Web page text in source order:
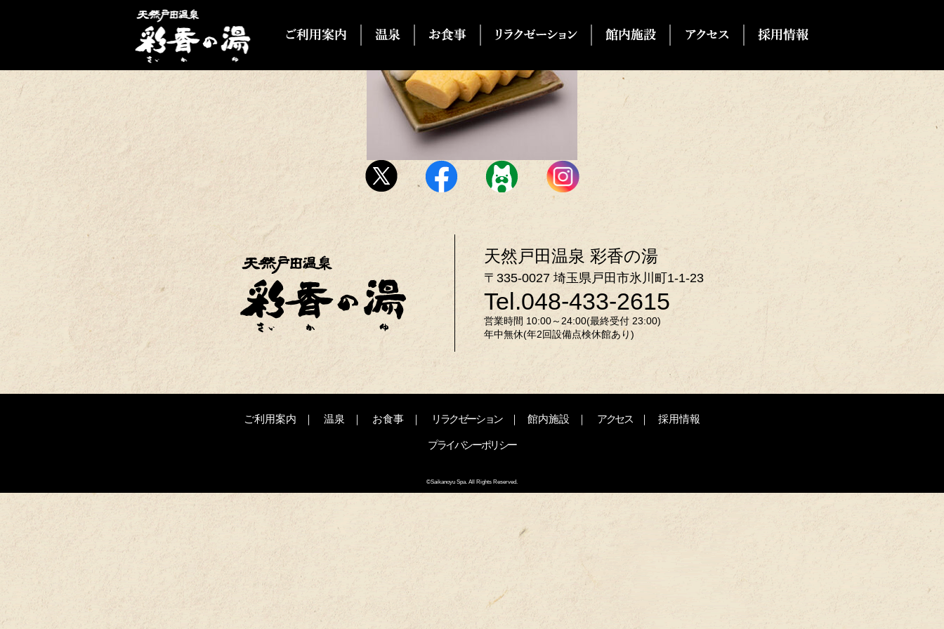
天然戸田温泉 彩香の湯
〒335-0027 埼玉県戸田市氷川町1-1-23
Tel.048-433-2615
営業時間 10:00～24:00(最終受付 23:00)
年中無休(年2回設備点検休館あり)
ご利用案内 温泉 お食事 リラクゼーション 館内施設 アクセス 採用情報
プライバシーポリシー
©Saikanoyu Spa. All Rights Reserved.